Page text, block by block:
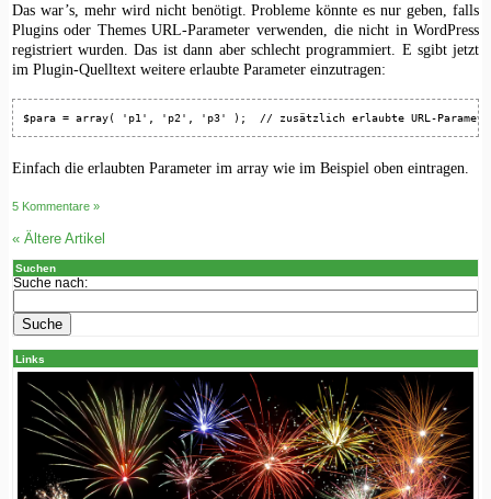
Das war’s, mehr wird nicht benötigt. Probleme könnte es nur geben, falls
Plugins oder Themes URL-Parameter verwenden, die nicht in WordPress
registriert wurden. Das ist dann aber schlecht programmiert. E sgibt jetzt
im Plugin-Quelltext weitere erlaubte Parameter einzutragen:
$para = array( 'p1', 'p2', 'p3' );  // zusätzlich erlaubte URL-
Einfach die erlaubten Parameter im array wie im Beispiel oben eintragen.
5 Kommentare »
«Ältere Artikel
Suchen
Suche nach:
Links